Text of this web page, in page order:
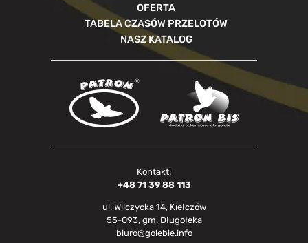
OFERTA
TABELA CZASÓW PRZELOTÓW
NASZ KATALOG
Kontakt:
+48 71 39 88 113
ul. Wilczycka 14, Kiełczów
55-093, gm. Długołeka
biuro@golebie.info